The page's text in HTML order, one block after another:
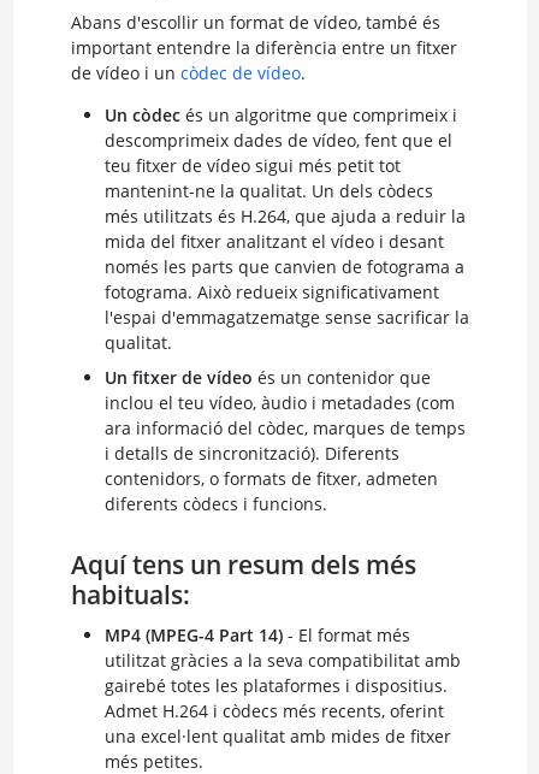
Abans d'escollir un format de vídeo, també és
important entendre la diferència entre un fitxer
de vídeo i un còdec de vídeo.
Un còdecés un algoritme que comprimeix i
descomprimeix dades de vídeo, fent que el
teu fitxer de vídeo sigui més petit tot
mantenint-ne la qualitat. Un dels còdecs
més utilitzats és H.264, que ajuda a reduir la
mida del fitxer analitzant el vídeo i desant
només les parts que canvien de fotograma a
fotograma. Això redueix significativament
l'espai d'emmagatzematge sense sacrificar la
qualitat.
Un fitxer de vídeo és un contenidor que
inclou el teu vídeo, àudio i metadades (com
ara informació del còdec, marques de temps
i detalls de sincronització). Diferents
contenidors, o formats de fitxer, admeten
diferents còdecs i funcions.
Aquí tens un resum dels més
habituals:
MP4 (MPEG-4 Part 14)- El format més
utilitzat gràcies a la seva compatibilitat amb
gairebé totes les plataformes i dispositius.
Admet H.264 i còdecs més recents, oferint
una excel·lent qualitat amb mides de fitxer
més petites.